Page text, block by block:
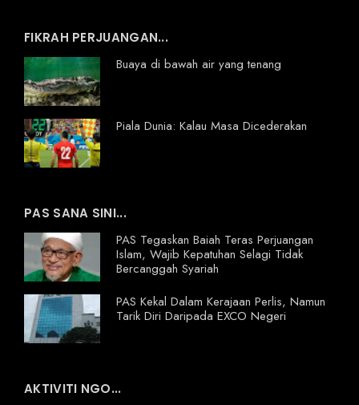
FIKRAH PERJUANGAN...
Buaya di bawah air yang tenang
Piala Dunia: Kalau Masa Dicederakan
PAS SANA SINI...
PAS Tegaskan Baiah Teras Perjuangan
Islam, Wajib Kepatuhan Selagi Tidak
Bercanggah Syariah
PAS Kekal Dalam Kerajaan Perlis, Namun
Tarik Diri Daripada EXCO Negeri
AKTIVITI NGO...